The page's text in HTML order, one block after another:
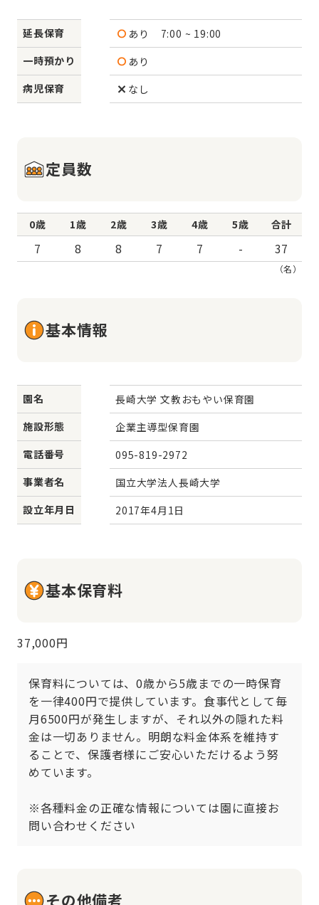
延長保育 あり
7:00 ~ 19:00
一時預かり
あり
病児保育
なし
定員数
0歳 1歳 2歳 3歳 4歳 5歳 合計
7 8 8 7 7 - 37
（名）
基本情報
園名
長崎大学 文教おもやい保育園
施設形態
企業主導型保育園
電話番号
095-819-2972
事業者名
国立大学法人長崎大学
設立年月日
2017年4月1日
基本保育料
37,000円
保育料については、0歳から5歳までの一時保育
を一律400円で提供しています。食事代として毎
月6500円が発生しますが、それ以外の隠れた料
金は一切ありません。明朗な料金体系を維持す
ることで、保護者様にご安心いただけるよう努
めています。
※各種料金の正確な情報については園に直接お
問い合わせください
その他備考